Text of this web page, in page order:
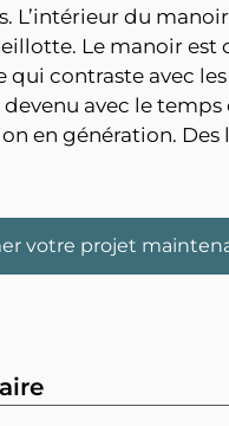
L’intérieur du
Le manoir
qui contraste avec
devenu avec le
en génération.
votre projet